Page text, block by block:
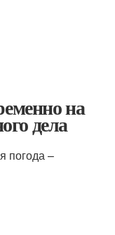
на
дела
погода –